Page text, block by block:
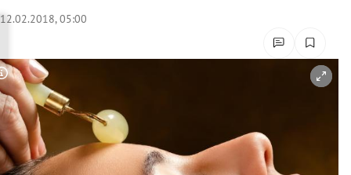
Untermenü
Untermenü
Untermenü
Untermenü
12.02.2018, 05:00
Copyright-Hinweis öffnen/schließen